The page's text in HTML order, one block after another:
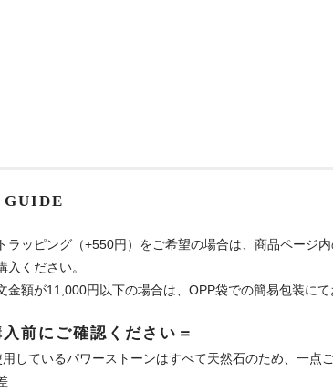
GUIDE
ラッピング（+550円）をご希望の場合は、商品ページ
入ください。
金額が11,000円以下の場合は、OPP袋での簡易包装にて
入前にご確認ください＝
しているパワーストーンはすべて天然石のため、一点